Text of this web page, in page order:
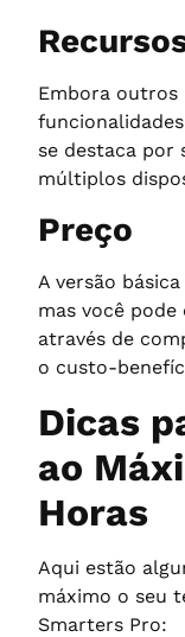
Embora outros
se destaca por
múltiplos
Preço
A versão
mas você
através de
o custo-
Dicas
ao
Horas
Aqui estão
máximo o seu
Smarters Pro: